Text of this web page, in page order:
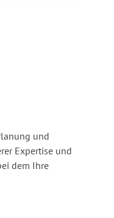
und
Expertise und
dem Ihre